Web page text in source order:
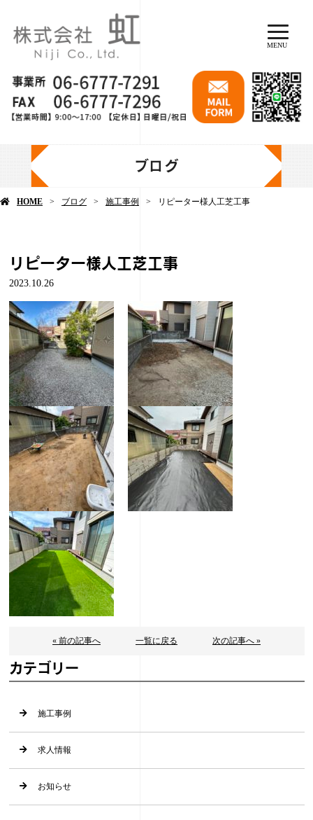
MENU
ブログ
HOME ブログ 施工事例 リピーター様人工芝工事
リピーター様人工芝工事
2023.10.26
« 前の記事へ 一覧に戻る 次の記事へ »
カテゴリー
施工事例
求人情報
お知らせ